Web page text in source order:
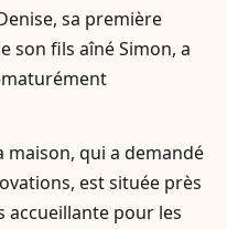
sa première
son fils aîné Simon, a
maison, qui a demandé
est située près
accueillante pour les